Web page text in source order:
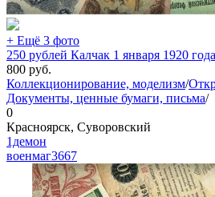
+ Ещё 3 фото
250 рублей Калчак 1 января 1920 года
800 руб.
Коллекционирование, моделизм/
Документы, ценные бумаги, письма/
0
Красноярск, Суворовский
1демон
военмаг3667